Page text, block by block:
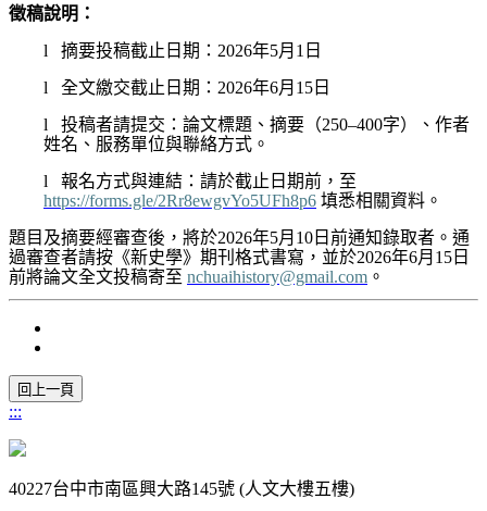
徵稿說明：
l 摘要投稿截止日期： 2026年5月 1 日
l 全文繳交截止日期： 2026年6月 15 日
l 投稿者請提交：論文標題、摘要（250–400字）、作者
姓名、服務單位與聯絡方式。
l 報名方式與連結：請於截止日期前，至
https://forms.gle/2Rr8ewgvYo5UFh8p6 填悉相關資料。
題目及摘要經審查後，將於2026年5月 10 日前通知錄取者。通
過審查者請按《新史學》期刊格式書寫，並於2026年6月 15 日
前將論文全文投稿寄至 nchuaihistory@gmail.com 。
:::
40227台中市南區興大路145號 (人文大樓五樓)